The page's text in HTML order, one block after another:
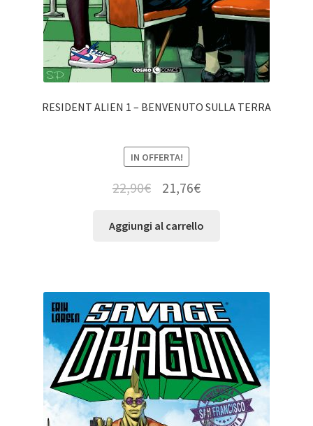
RESIDENT ALIEN 1 – BENVENUTO SULLA TERRA
IN OFFERTA!
22,90€ 21,76€
Aggiungi al carrello